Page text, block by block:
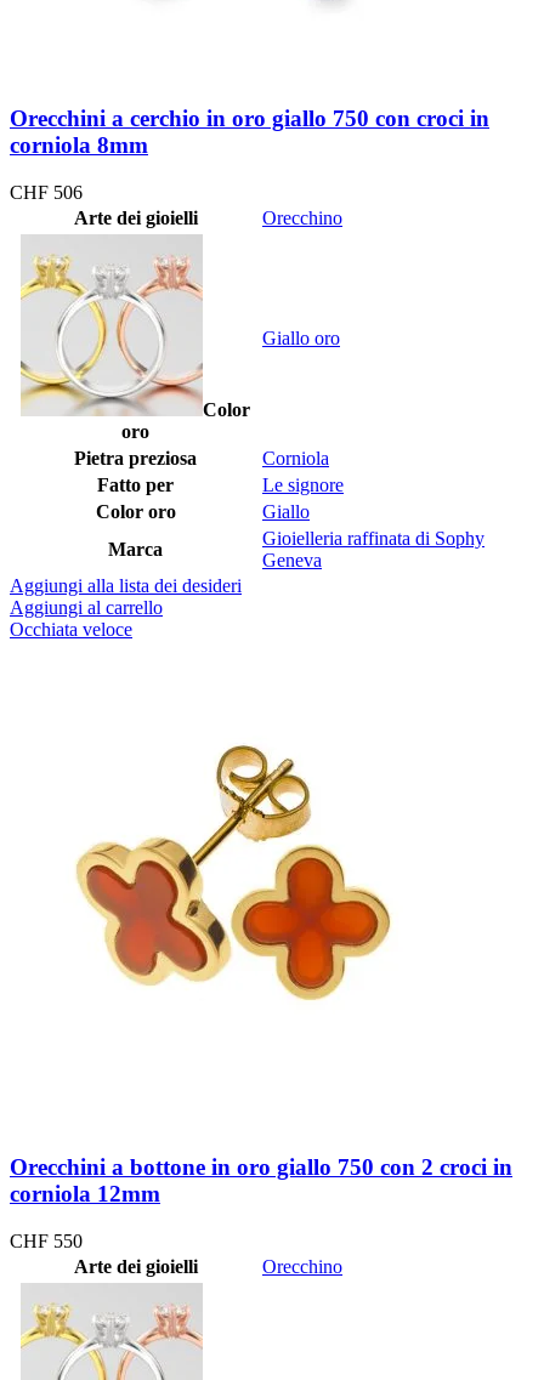
Orecchini a cerchio in oro giallo 750 con croci in
corniola 8mm
CHF 506
Arte dei gioielli
Orecchino
Color
oro
Giallo oro
Pietra preziosa
Corniola
Fatto per
Le signore
Color oro
Giallo
Marca
Gioielleria raffinata di Sophy
Geneva
Aggiungi alla lista dei desideri
Aggiungi al carrello
Occhiata veloce
Orecchini a bottone in oro giallo 750 con 2 croci in
corniola 12mm
CHF 550
Arte dei gioielli
Orecchino